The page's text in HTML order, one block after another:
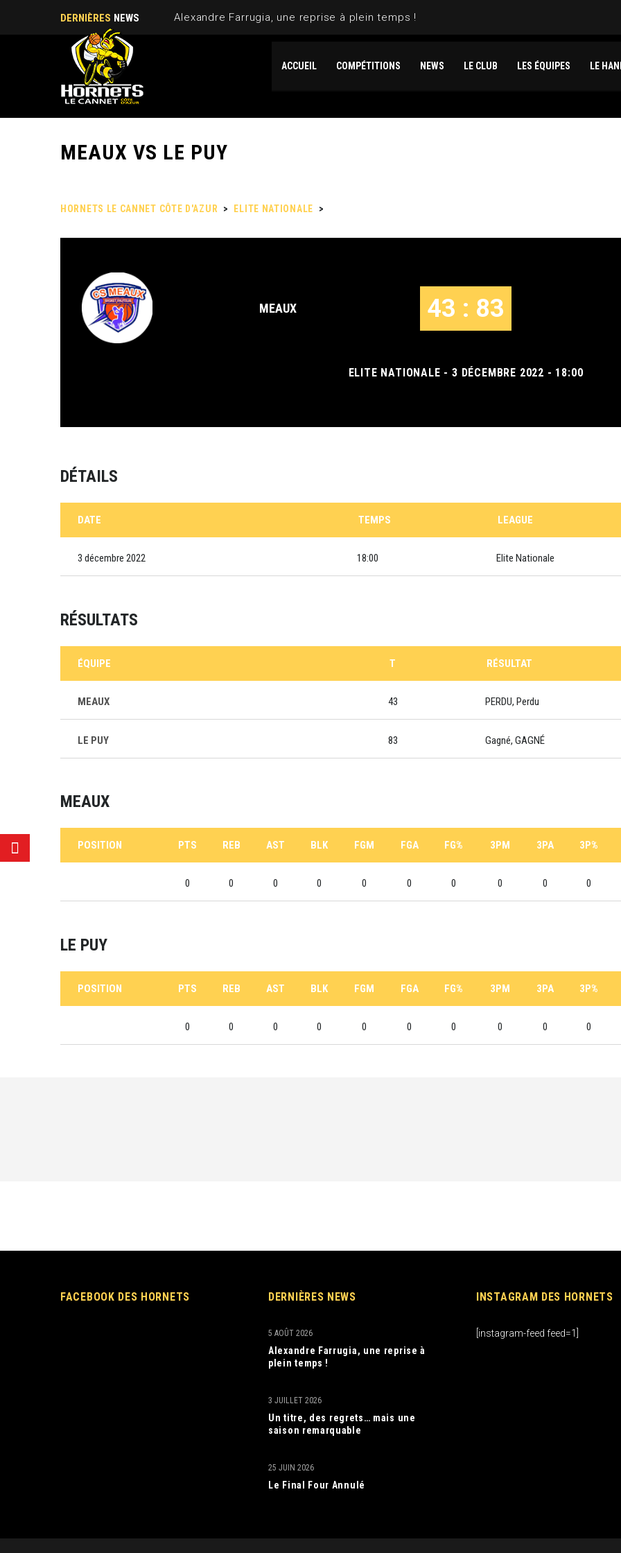
DERNIÈRES NEWS Alexandre Farrugia, une reprise à plein temps !
ACCUEIL COMPÉTITIONS NEWS LE CLUB LES ÉQUIPES LE
MEAUX VS LE PUY
HORNETS LE CANNET CÔTE D'AZUR > ELITE NATIONALE >
MEAUX 43 : 83
ELITE NATIONALE - 3 DÉCEMBRE 2022 - 18:00
DÉTAILS
DATE TEMPS LEAGUE
3 décembre 2022 18:00 Elite Nationale
RÉSULTATS
ÉQUIPE T RÉSULTAT
MEAUX 43 PERDU, Perdu
LE PUY 83 Gagné, GAGNÉ
MEAUX
POSITION PTS REB AST BLK FGM FGA FG% 3PM 3PA 3P%
0 0 0 0 0 0 0 0 0 0
LE PUY
POSITION PTS REB AST BLK FGM FGA FG% 3PM 3PA 3P%
0 0 0 0 0 0 0 0 0 0
FACEBOOK DES HORNETS DERNIÈRES NEWS
Alexandre Farrugia, une reprise à
plein temps !
5 AOÛT 2026
Un titre, des regrets… mais une
saison remarquable
3 JUILLET 2026
Le Final Four Annulé
25 JUIN 2026
INSTAGRAM DES HORNETS
[instagram-feed feed=1]